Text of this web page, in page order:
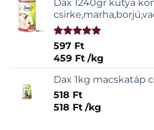
Dax 1240gr kutya
Értékelés:
5.00/ 5
597 Ft
459 Ft /kg
Dax 1kg macskatáp
518 Ft
518 Ft /kg